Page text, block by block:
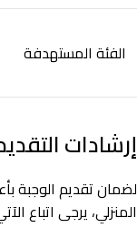
الفئة المستهدفة
إرشادات
لضمان تقديم الوجبة
المنزلي، يرجى اتباع